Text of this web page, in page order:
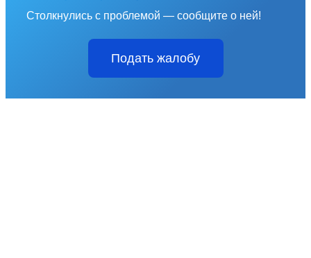
Столкнулись с проблемой — сообщите о ней!
Подать жалобу